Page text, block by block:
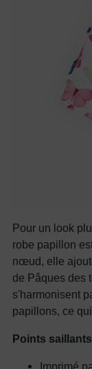
Pour un look
robe papillon
nœud, elle
de Pâques des
s'harmonisent
papillons, ce
Points
Imprimé